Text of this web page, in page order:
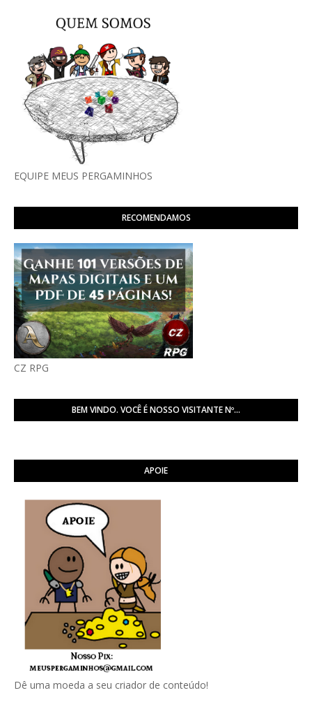
EQUIPE MEUS PERGAMINHOS
RECOMENDAMOS
CZ RPG
BEM VINDO. VOCÊ É NOSSO VISITANTE Nº...
APOIE
Dê uma moeda a seu criador de conteúdo!